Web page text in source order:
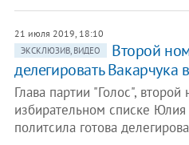
21 июля 2019, 18:10
ЭКСКЛЮЗИВ, ВИДЕО
Второй
делегировать Вакарчука
Глава партии "Голос",
избирательном списке
политсила готова